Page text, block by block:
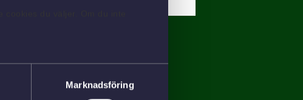
Marknadsföring